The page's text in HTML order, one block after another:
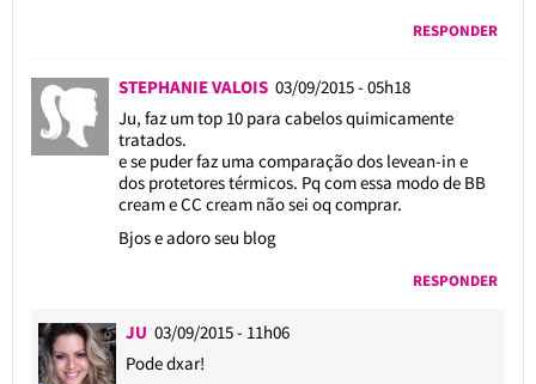
RESPONDER
STEPHANIE VALOIS 03/09/2015 - 05h18
Ju, faz um top 10 para cabelos quimicamente
tratados.
e se puder faz uma comparação dos levean-in e
dos protetores térmicos. Pq com essa modo de BB
cream e CC cream não sei oq comprar.
Bjos e adoro seu blog
RESPONDER
JU 03/09/2015 - 11h06
Pode dxar!